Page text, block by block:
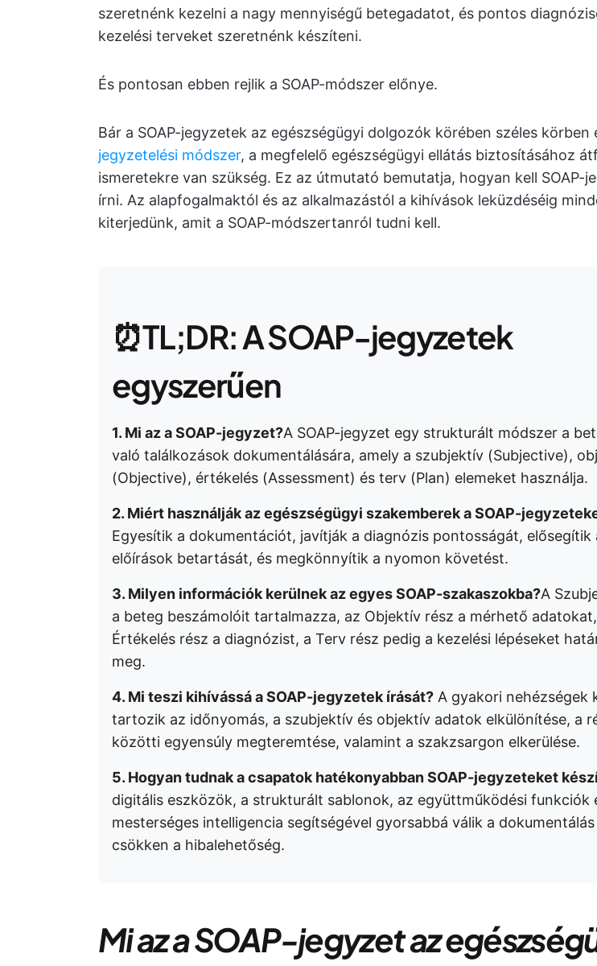
szeretnénk kezelni a nagy mennyiségű betegadatot, és pontos
kezelési terveket szeretnénk készíteni.
És pontosan ebben rejlik a SOAP-módszer előnye.
Bár a SOAP-jegyzetek az egészségügyi dolgozók körében széles körben
jegyzetelési módszer, a megfelelő egészségügyi ellátás biztosításához
ismeretekre van szükség. Ez az útmutató bemutatja, hogyan kell SOAP-
írni. Az alapfogalmaktól és az alkalmazástól a kihívások leküzdéséig
kiterjedünk, amit a SOAP-módszertanról tudni kell.
⏰TL;DR: A SOAP-jegyzetek
egyszerűen
1. Mi az a SOAP-jegyzet?A SOAP-jegyzet egy strukturált módszer a
való találkozások dokumentálására, amely a szubjektív (Subjective),
(Objective), értékelés (Assessment) és terv (Plan) elemeket használja.
2. Miért használják az egészségügyi szakemberek a SOAP-
Egyesítik a dokumentációt, javítják a diagnózis pontosságát, elősegítik
előírások betartását, és megkönnyítik a nyomon követést.
3. Milyen információk kerülnek az egyes SOAP-szakaszokba?A
a beteg beszámolóit tartalmazza, az Objektív rész a mérhető
Értékelés rész a diagnózist, a Terv rész pedig a kezelési lépéseket
meg.
4. Mi teszi kihívássá a SOAP-jegyzetek írását? A gyakori nehézségek
tartozik az időnyomás, a szubjektív és objektív adatok elkülönítése, a
közötti egyensúly megteremtése, valamint a szakzsargon elkerülése.
5. Hogyan tudnak a csapatok hatékonyabban SOAP-jegyzeteket
digitális eszközök, a strukturált sablonok, az együttműködési funkciók
mesterséges intelligencia segítségével gyorsabbá válik a dokumentálás
csökken a hibalehetőség.
Mi az a SOAP-jegyzet az